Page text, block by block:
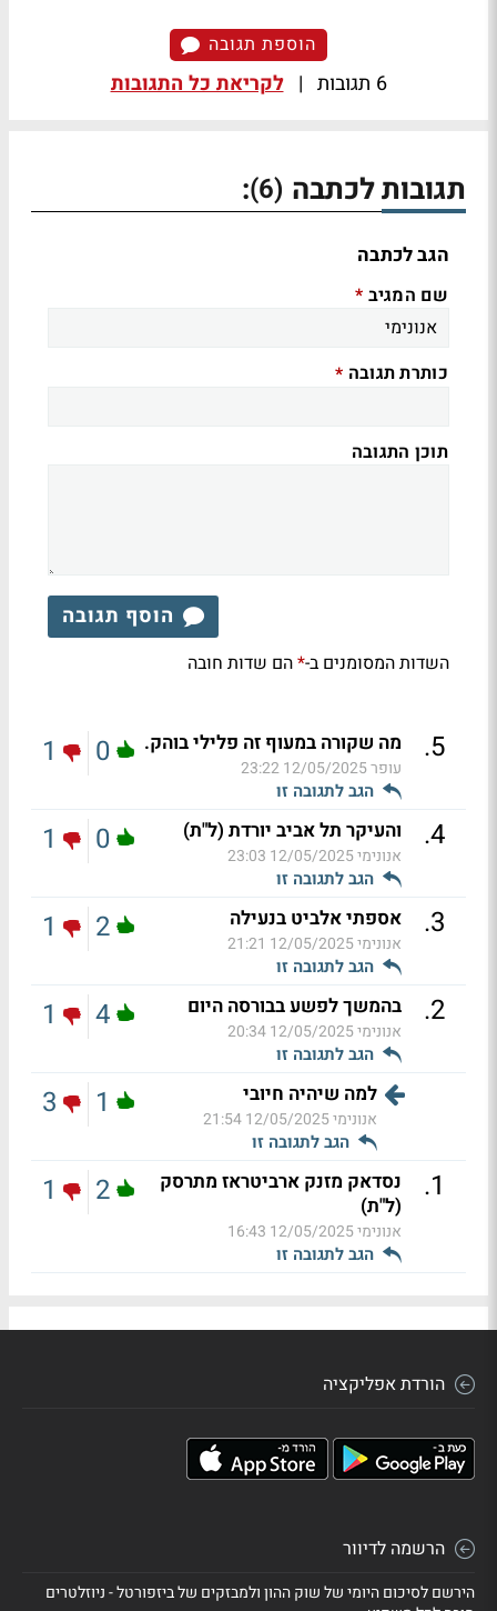
הוספת תגובה
6 תגובות | לקריאת כל התגובות
תגובות לכתבה (6)
:
הגב לכתבה
שם המגיב *
כותרת תגובה *
תוכן התגובה
הוסף תגובה
השדות המסומנים ב-*הם שדות חובה
5
. מה שקורה במעוף זה פלילי בוהק.
עופר12/05/2025 23:22
הגב לתגובה זו
0
1
4
. והעיקר תל אביב יורדת (ל"ת)
אנונימי12/05/2025 23:03
הגב לתגובה זו
0
1
3
. אספתי אלביט בנעילה
אנונימי12/05/2025 21:21
הגב לתגובה זו
2
1
2
. בהמשך לפשע בבורסה היום
אנונימי12/05/2025 20:34
הגב לתגובה זו
4
1
למה שיהיה חיובי
אנונימי12/05/2025 21:54
הגב לתגובה זו
1
3
1
.
נסדאק מזנק ארביטראז מתרסק
(ל"ת)
אנונימי12/05/2025 16:43
הגב לתגובה זו
2
1
הורדת אפליקציה
הרשמה לדיוור
הירשם לסיכום היומי של שוק ההון ולמבזקים של ביזפורטל - ניוזלטרים